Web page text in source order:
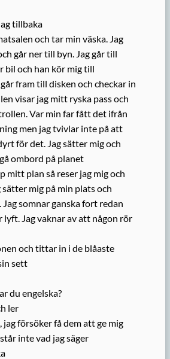
tillbaka
och tar min väska. Jag
går ner till byn. Jag går till
bil och han kör mig till
fram till disken och checkar in
visar jag mitt ryska pass och
Var min far fått det ifrån
men jag tvivlar inte på att
för det. Jag sätter mig och
ombord på planet
mitt plan så reser jag mig och
sätter mig på min plats och
somnar ganska fort redan
lyft. Jag vaknar av att någon rör
och tittar in i de blåaste
sett
du engelska?
ler
jag försöker få dem att ge mig
inte vad jag säger